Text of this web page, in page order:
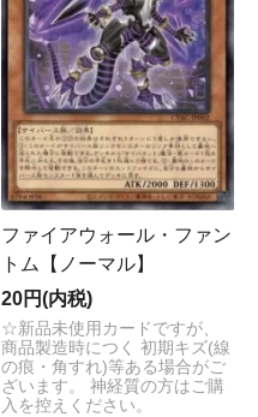
ファイアウォール・ファン
トム【ノーマル】
20円(内税)
☆新品未使用カードですが、
商品製造時につく 初期キズ(線
の痕・角すれ)等ある場合がご
ざいます。 神経質の方はご購
入を控えください。